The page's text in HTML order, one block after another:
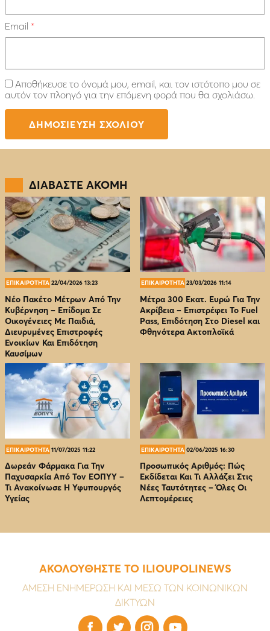
Email *
Αποθήκευσε το όνομά μου, email, και τον ιστότοπο μου σε
αυτόν τον πλοηγό για την επόμενη φορά που θα σχολιάσω.
ΔΙΑΒΑΣΤΕ ΑΚΟΜΗ
ΕΠΙΚΑΙΡΟΤΗΤΑ 22/04/2026 13:23
Νέο Πακέτο Μέτρων Από Την
Κυβέρνηση – Επίδομα Σε
Οικογένειες Με Παιδιά,
Διευρυμένες Επιστροφές
Ενοικίων Και Επιδότηση
Καυσίμων
ΕΠΙΚΑΙΡΟΤΗΤΑ 23/03/2026 11:14
Μέτρα 300 Εκατ. Ευρώ Για Την
Ακρίβεια – Επιστρέφει Το Fuel
Pass, Επιδότηση Στο Diesel και
Φθηνότερα Ακτοπλοϊκά
ΕΠΙΚΑΙΡΟΤΗΤΑ 11/07/2025 11:22
Δωρεάν Φάρμακα Για Την
Παχυσαρκία Από Τον EOΠΥΥ –
Τι Ανακοίνωσε Η Υφυπουργός
Υγείας
ΕΠΙΚΑΙΡΟΤΗΤΑ 02/06/2025 16:30
Προσωπικός Αριθμός: Πώς
Εκδίδεται Και Τι Αλλάζει Στις
Νέες Ταυτότητες – Όλες Οι
Λεπτομέρειες
ΑΚΟΛΟΥΘΗΣΤΕ ΤΟ ILIOUPOLINEWS
ΑΜΕΣΗ ΕΝΗΜΕΡΩΣΗ ΚΑΙ ΜΕΣΩ ΤΩΝ ΚΟΙΝΩΝΙΚΩΝ
ΔΙΚΤΥΩΝ
   